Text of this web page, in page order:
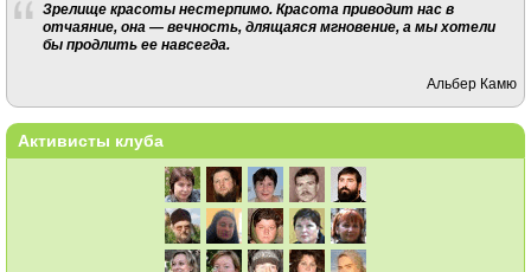
Зрелище красоты нестерпимо. Красота приводит нас в
отчаяние, она — вечность, длящаяся мгновение, а мы хотели
бы продлить ее навсегда.
Альбер Камю
Активисты клуба